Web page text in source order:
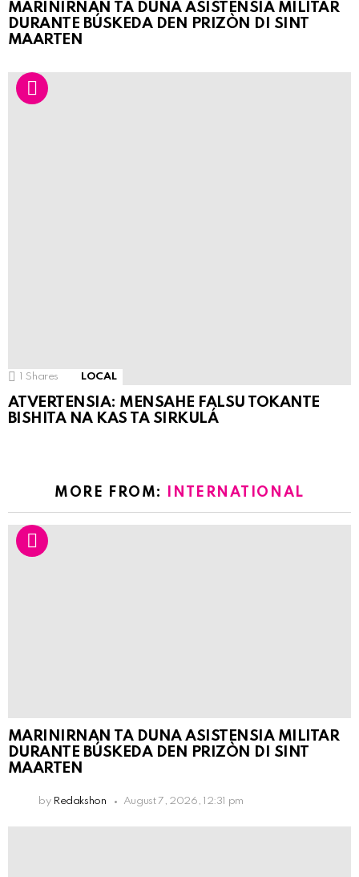
MARINIRNAN TA DUNA ASISTENSIA MILITAR
DURANTE BÚSKEDA DEN PRIZÒN DI SINT
MAARTEN
Shares LOCAL
ATVERTENSIA: MENSAHE FALSU TOKANTE
BISHITA NA KAS TA SIRKULÁ
MORE FROM: INTERNATIONAL
MARINIRNAN TA DUNA ASISTENSIA MILITAR
DURANTE BÚSKEDA DEN PRIZÒN DI SINT
MAARTEN
by Redakshon August 7, 2026, 12:31 pm